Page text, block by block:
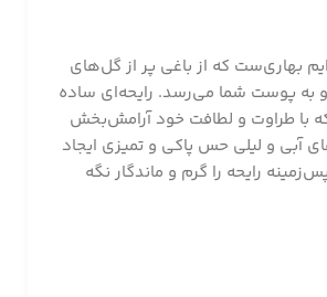
بهاری‌ست که از باغی پر از گل‌های
به پوست شما می‌رسد. رایحه‌ای ساده
با طراوت و لطافت خود آرامش‌بخش
آبی و لیلی حس پاکی و تمیزی ایجاد
رایحه را گرم و ماندگار نگه